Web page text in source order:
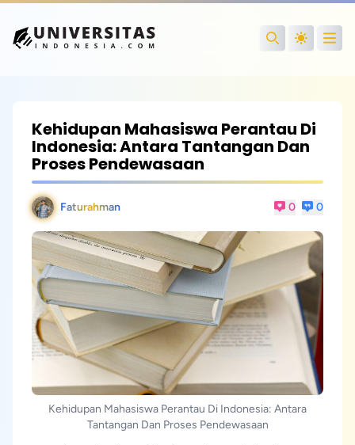
Search
Kehidupan Mahasiswa Perantau Di
Indonesia: Antara Tantangan Dan
Proses Pendewasaan
Faturahman 0 0
Kehidupan Mahasiswa Perantau Di Indonesia: Antara
Tantangan Dan Proses Pendewasaan